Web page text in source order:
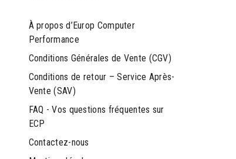
À propos d’Europ Computer
Performance
Conditions Générales de Vente (CGV)
Conditions de retour – Service Après-
Vente (SAV)
FAQ - Vos questions fréquentes sur
ECP
Contactez-nous